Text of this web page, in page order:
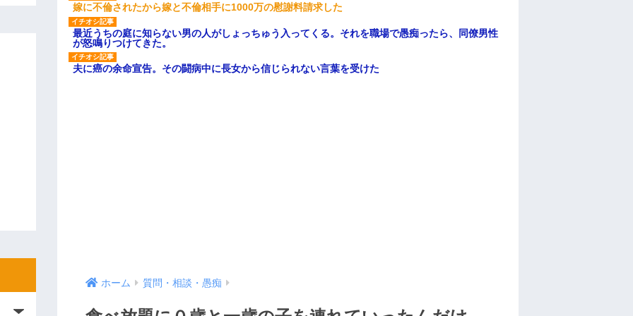
嫁に不倫されたから嫁と不倫相手に1000万の慰謝料請求した
最近うちの庭に知らない男の人がしょっちゅう入ってくる。それを職場で愚痴ったら、同僚男性
が怒鳴りつけてきた。
夫に癌の余命宣告。その闘病中に長女から信じられない言葉を受けた
ホーム 質問・相談・愚痴